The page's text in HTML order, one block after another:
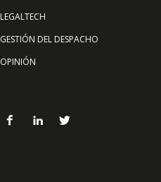
LEGALTECH
GESTIÓN DEL DESPACHO
OPINIÓN